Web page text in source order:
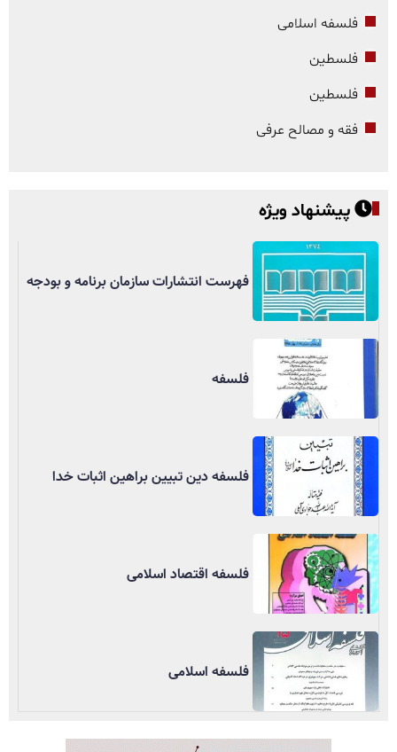
فلسفه اسلامی
فلسطین
فلسطین
فقه و مصالح عرفی
پیشنهاد ویژه
فهرست انتشارات سازمان برنامه و بودجه
فلسفه
فلسفه دین تبیین براهین اثبات خدا
فلسفه اقتصاد اسلامی
فلسفه اسلامی